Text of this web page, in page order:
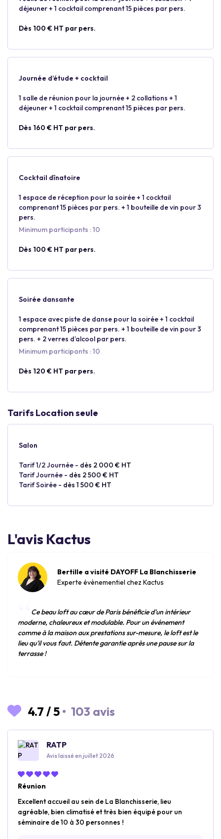
déjeuner + 1 cocktail comprenant 15 pièces par pers.
Dès 100 € HT par pers.
Journée d’étude + cocktail
1 salle de réunion pour la journée + 2 collations + 1
déjeuner + 1 cocktail comprenant 15 pièces par pers.
Dès 160 € HT par pers.
Cocktail dînatoire
1 espace de réception pour la soirée + 1 cocktail
comprenant 15 pièces par pers. + 1 bouteille de vin pour 3
pers.
Minimum participants : 10
Dès 100 € HT par pers.
Soirée dansante
1 espace avec piste de danse pour la soirée + 1 cocktail
comprenant 15 pièces par pers. + 1 bouteille de vin pour 3
pers. + 2 verres d’alcool par pers.
Minimum participants : 10
Dès 120 € HT par pers.
Tarifs Location seule
Salon
Tarif 1/2 Journée - dès 2 000 € HT
Tarif Journée - dès 2 500 € HT
Tarif Soirée - dès 1 500 € HT
L'avis Kactus
Bertille a visité DAYOFF La Blanchisserie
Experte évènementiel chez Kactus
“Ce beau loft au cœur de Paris bénéficie d'un intérieur
moderne, chaleureux et modulable. Pour un événement
comme à la maison aux prestations sur-mesure, le loft est le
lieu qu'il vous faut. Détente garantie après une pause sur la
terrasse !
4.7 /5 • 103 avis
RATP
Avis laissé en juillet 2026
Réunion
Excellent accueil au sein de La Blanchisserie, lieu
agréable, bien climatisé et très bien équipé pour un
séminaire de 10 à 30 personnes !